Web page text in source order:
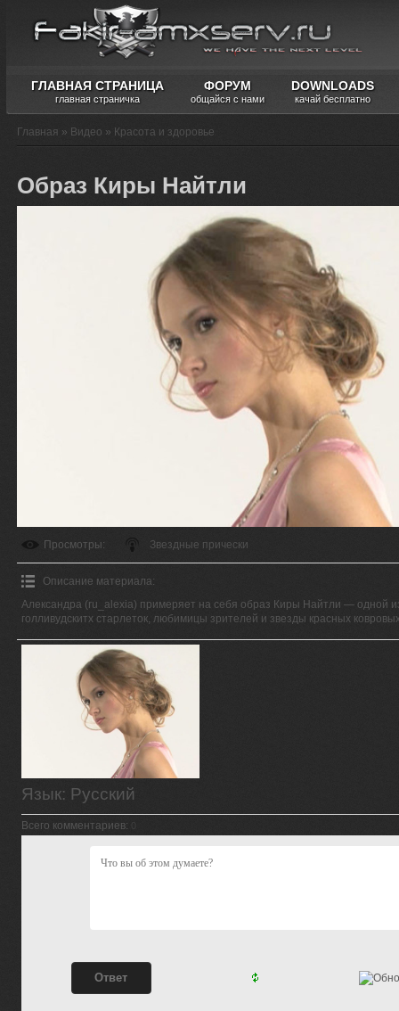
ГЛАВНАЯ СТРАНИЦА
главная страничка
ФОРУМ
общайся с нами
DOWNLOADS
качай бесплатно
Главная » Видео » Красота и здоровье
Образ Киры Найтли
Просмотры: Звездные прически
Описание материала:
Александра (ru_alexia) примеряет на себя образ Киры Найтли — одной
голливудскитх старлеток, любимицы зрителей и звезды красных
Язык: Русский
Всего комментариев: